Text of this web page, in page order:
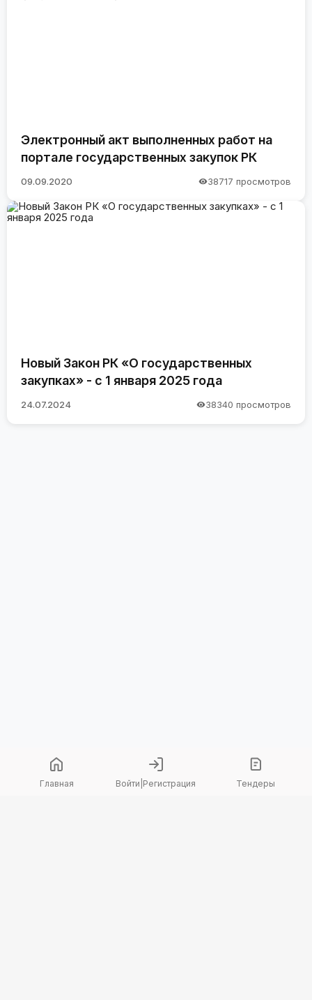
Главная Войти Регистрация Тендеры
Электронный акт выполненных работ на
портале государственных закупок РК
09.09.2020 38717 просмотров
Новый Закон РК «О государственных
закупках» - с 1 января 2025 года
24.07.2024 38340 просмотров